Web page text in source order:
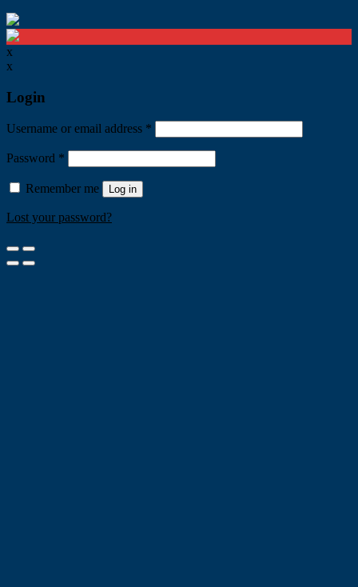
x
x
Login
Username or email address *
Password *
Remember me Log in
Lost your password?